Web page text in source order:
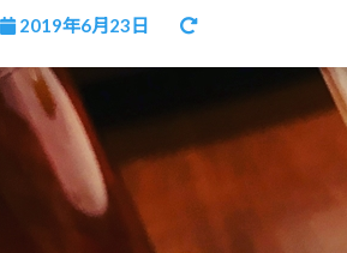
2019年6月23日